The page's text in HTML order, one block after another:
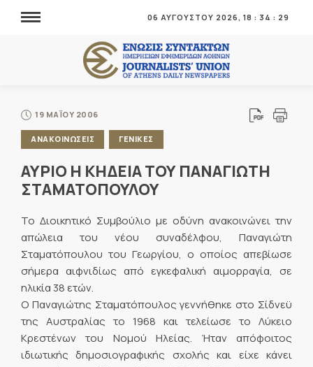
06 ΑΥΓΟΥΣΤΟΥ 2026, 18 : 34 : 29
19 ΜΑΪΟΥ 2006
ΑΝΑΚΟΙΝΩΣΕΙΣ ΓΕΝΙΚΕΣ
ΑΥΡΙΟ Η ΚΗΔΕΙΑ ΤΟΥ ΠΑΝΑΓΙΩΤΗ
ΣΤΑΜΑΤΟΠΟΥΛΟΥ
Το Διοικητικό Συμβούλιο με οδύνη ανακοινώνει την
απώλεια του νέου συναδέλφου, Παναγιώτη
Σταματόπουλου του Γεωργίου, ο οποίος απεβίωσε
σήμερα αιφνιδίως από εγκεφαλική αιμορραγία, σε
ηλικία 38 ετών.
Ο Παναγιώτης Σταματόπουλος γεννήθηκε στο Σίδνεϋ
της Αυστραλίας το 1968 και τελείωσε το Λύκειο
Κρεστένων του Νομού Ηλείας. Ήταν απόφοιτος
ιδιωτικής δημοσιογραφικής σχολής και είχε κάνει